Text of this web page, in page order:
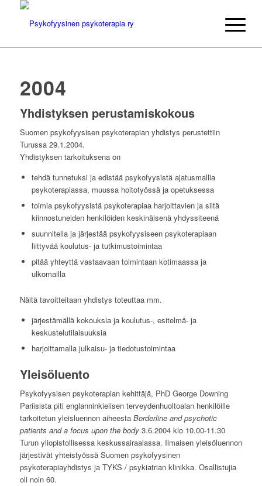
2004
Yhdistyksen perustamiskokous
Suomen psykofyysisen psykoterapian yhdistys perustettiin
Turussa 29.1.2004.
Yhdistyksen tarkoituksena on
tehdä tunnetuksi ja edistää psykofyysistä ajatusmallia
psykoterapiassa, muussa hoitotyössä ja opetuksessa
toimia psykofyysistä psykoterapiaa harjoittavien ja siitä
kiinnostuneiden henkilöiden keskinäisenä yhdyssiteenä
suunnitella ja järjestää psykofyysiseen psykoterapiaan
liittyvää koulutus- ja tutkimustoimintaa
pitää yhteyttä vastaavaan toimintaan kotimaassa ja
ulkomailla
Näitä tavoitteitaan yhdistys toteuttaa mm.
järjestämällä kokouksia ja koulutus-, esitelmä- ja
keskustelutilaisuuksia
harjoittamalla julkaisu- ja tiedotustoimintaa
Yleisöluento
Psykofyysisen psykoterapian kehittäjä, PhD George Downing
Pariisista piti englanninkielisen terveydenhuoltoalan henkilöille
tarkoitetun yleisluennon aiheesta Borderline and psychotic
patients and a focus upon the body3.6.2004 klo 10.00-11.30
Turun yliopistollisessa keskussairaalassa. Ilmaisen yleisöluennon
järjestivät yhteistyössä Suomen psykofyysinen
psykoterapiayhdistys ja TYKS / psykiatrian klinikka. Osallistujia
oli noin 60.